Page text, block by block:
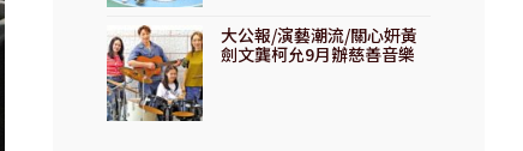
大公報/演藝潮流/關心妍黃
劍文龔柯允9月辦慈善音樂